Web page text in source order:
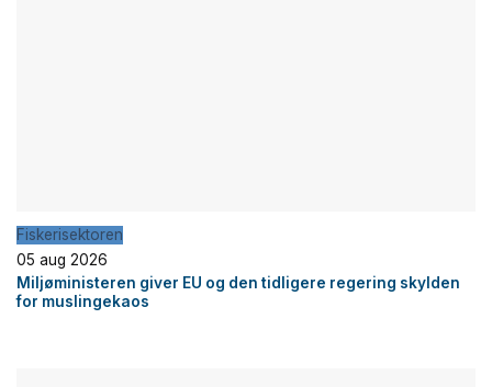
Fiskerisektoren
05 aug 2026
Miljøministeren giver EU og den tidligere regering skylden
for muslingekaos